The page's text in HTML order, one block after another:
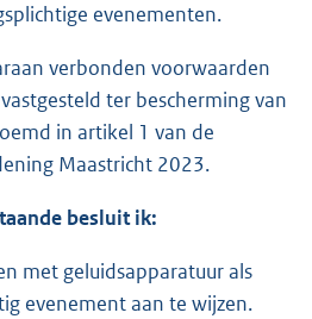
evenementen.
verbonden voorwaarden
ter bescherming van
in artikel 1 van de
Maastricht 2023.
besluit ik:
met geluidsapparatuur als
evenement aan te wijzen.